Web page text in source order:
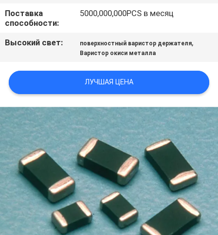
СПРОСИТЕ
САЙТА
PRIVACY
POLICY
Поставка
способности:
5000,000,000PCS в месяц
Высокий свет: поверхностный варистор держателя,
Варистор окиси металла
ЛУЧШАЯ ЦЕНА